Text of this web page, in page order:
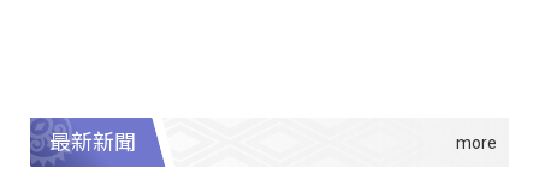
最新新聞